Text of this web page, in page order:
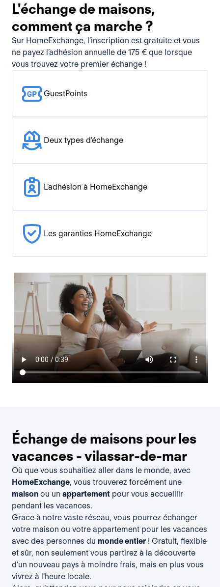
L'échange de maisons,
comment ça marche ?
Sur HomeExchange, l’inscription est gratuite et vous
ne payez l’adhésion annuelle de 175 € que lorsque
vous trouvez votre premier échange !
GuestPoints
Deux types d'échange
L'adhésion à HomeExchange
Les garanties HomeExchange
Échange de maisons pour les
vacances - vilassar-de-mar
Où que vous souhaitiez aller dans le monde, avec
HomeExchange, vous trouverez forcément une
maison ou un appartement pour vous accueillir
pendant les vacances.
Grace à notre vaste réseau, vous pourrez échanger
votre maison ou votre appartement pour les vacances
avec des personnes du monde entier ! Gratuit, flexible
et sûr, non seulement vous partirez à la découverte
d’un nouveau pays à moindre frais, mais en plus vous
vivrez à l’heure locale.